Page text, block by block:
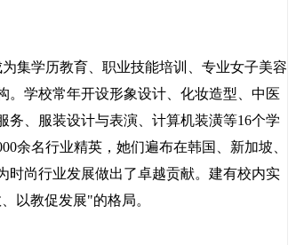
集学历教育、职业技能培训、专业女子美容
。学校常年开设形象设计、化妆造型、中医
、服装设计与表演、计算机装潢等16个学
余名行业精英，她们遍布在韩国、新加坡、
时尚行业发展做出了卓越贡献。建有校内实
以教促发展"的格局。